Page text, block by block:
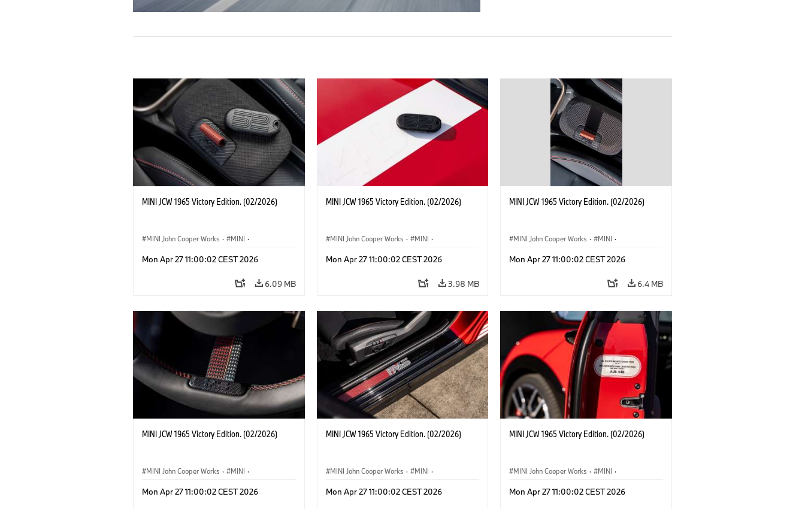
MINI JCW 1965 Victory Edition. (02/2026)
MINI John Cooper Works · MINI ·
Mon Apr 27 11:00:02 CEST 2026
6.09 MB
MINI JCW 1965 Victory Edition. (02/2026)
MINI John Cooper Works · MINI ·
Mon Apr 27 11:00:02 CEST 2026
3.98 MB
MINI JCW 1965 Victory Edition. (02/2026)
MINI John Cooper Works · MINI ·
Mon Apr 27 11:00:02 CEST 2026
6.4 MB
MINI JCW 1965 Victory Edition. (02/2026)
MINI John Cooper Works · MINI ·
Mon Apr 27 11:00:02 CEST 2026
MINI JCW 1965 Victory Edition. (02/2026)
MINI John Cooper Works · MINI ·
Mon Apr 27 11:00:02 CEST 2026
MINI JCW 1965 Victory Edition. (02/2026)
MINI John Cooper Works · MINI ·
Mon Apr 27 11:00:02 CEST 2026